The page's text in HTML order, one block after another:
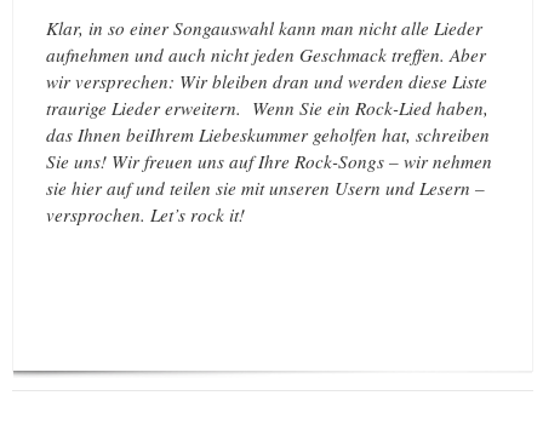
Klar, in so einer Songauswahl kann man nicht alle Lieder
aufnehmen und auch nicht jeden Geschmack treffen. Aber
wir versprechen: Wir bleiben dran und werden diese Liste
traurige Lieder erweitern. Wenn Sie ein Rock-Lied haben,
das Ihnen beiIhrem Liebeskummer geholfen hat, schreiben
Sie uns! Wir freuen uns auf Ihre Rock-Songs – wir nehmen
sie hier auf und teilen sie mit unseren Usern und Lesern –
versprochen. Let’s rock it!